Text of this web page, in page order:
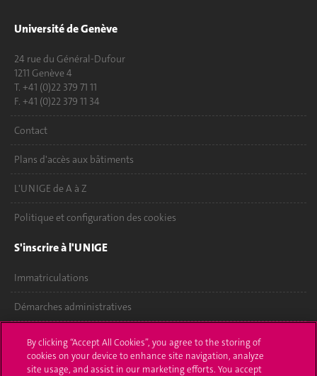
Université de Genève
24 rue du Général-Dufour
1211 Genève 4
T. +41 (0)22 379 71 11
F. +41 (0)22 379 11 34
Contact
Plans d'accès aux bâtiments
L'UNIGE de A à Z
Politique et configuration des cookies
S'inscrire à l'UNIGE
Immatriculations
Démarches administratives
Poser une question
L'UNIGE vous informe
By clicking “Accept All Cookies”, you agree to the storing of
cookies on your device to enhance site navigation, analyze
site usage, and assist in our marketing efforts. You accept